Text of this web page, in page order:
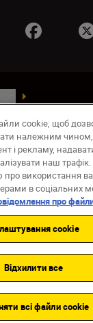
файли cookie
Back to
cookie, щоб
належним чином,
і рекламу,
наш
про використання
в соціальних
про
cookie
Відхилити все
всі файли сookie